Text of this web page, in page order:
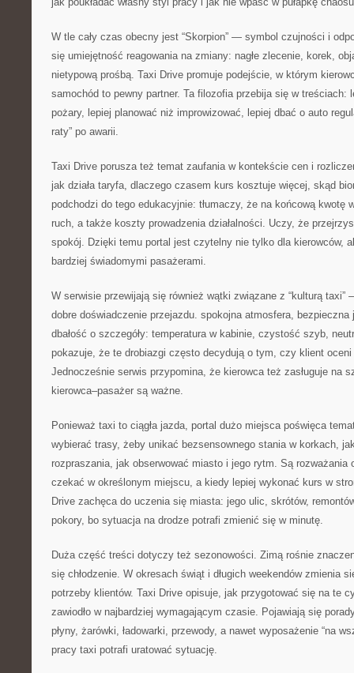
W tle cały czas obecny jest “Skorpion” — symbol czujności i
się umiejętność reagowania na zmiany: nagłe zlecenie, korek,
nietypową prośbą. Taxi Drive promuje podejście, w którym
samochód to pewny partner. Ta filozofia przebija się w treściach:
pożary, lepiej planować niż improwizować, lepiej dbać o auto
raty” po awarii.
Taxi Drive porusza też temat zaufania w kontekście cen i
jak działa taryfa, dlaczego czasem kurs kosztuje więcej, skąd
podchodzi do tego edukacyjnie: tłumaczy, że na końcową kwotę
ruch, a także koszty prowadzenia działalności. Uczy, że
spokój. Dzięki temu portal jest czytelny nie tylko dla kierowców,
bardziej świadomymi pasażerami.
W serwisie przewijają się również wątki związane z “kulturą
dobre doświadczenie przejazdu. spokojna atmosfera,
dbałość o szczegóły: temperatura w kabinie, czystość szyb,
pokazuje, że te drobiazgi często decydują o tym, czy klient
Jednocześnie serwis przypomina, że kierowca też zasługuje na
kierowca–pasażer są ważne.
Ponieważ taxi to ciągła jazda, portal dużo miejsca poświęca
wybierać trasy, żeby unikać bezsensownego stania w korkach,
rozpraszania, jak obserwować miasto i jego rytm. Są rozważania
czekać w określonym miejscu, a kiedy lepiej wykonać kurs w
Drive zachęca do uczenia się miasta: jego ulic, skrótów,
pokory, bo sytuacja na drodze potrafi zmienić się w minutę.
Duża część treści dotyczy też sezonowości. Zimą rośnie
się chłodzenie. W okresach świąt i długich weekendów zmienia
potrzeby klientów. Taxi Drive opisuje, jak przygotować się na te
zawiodło w najbardziej wymagającym czasie. Pojawiają się
płyny, żarówki, ładowarki, przewody, a nawet wyposażenie “na
pracy taxi potrafi uratować sytuację.